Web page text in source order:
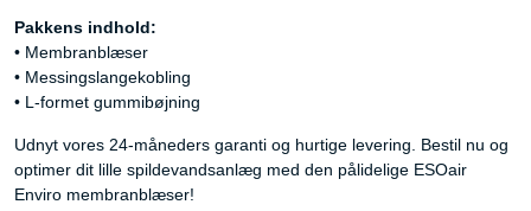
Pakkens indhold:
• Membranblæser
• Messingslangekobling
• L-formet gummibøjning
Udnyt vores 24-måneders garanti og hurtige levering. Bestil nu og
optimer dit lille spildevandsanlæg med den pålidelige ESOair
Enviro membranblæser!